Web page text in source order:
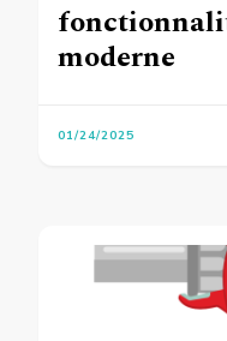
moderne
01/24/2025